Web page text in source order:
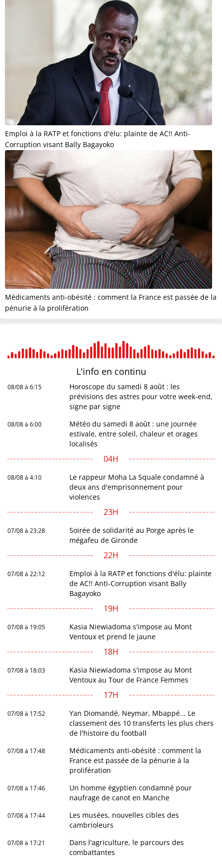
Emploi à la RATP et fonctions d'élu: plainte de AC!! Anti-
Corruption visant Bally Bagayoko
Médicaments anti-obésité : comment la France est passée de la
pénurie à la prolifération
L'info en continu
08/08 à 6:15
Horoscope du samedi 8 août : les
prévisions des astres pour votre week-end,
signe par signe
08/08 à 6:00
Météo du samedi 8 août : une journée
estivale, entre soleil, chaleur et orages
localisés
04H
08/08 à 4:10
Le rappeur Moha La Squale condamné à
deux ans d'emprisonnement pour
violences
23H
07/08 à 23:28
Soirée de solidarité au Porge après le
mégafeu de Gironde
22H
07/08 à 22:12
Emploi à la RATP et fonctions d'élu: plainte
de AC!! Anti-Corruption visant Bally
Bagayoko
19H
07/08 à 19:05
Kasia Niewiadoma s'impose au Mont
Ventoux et prend le jaune
18H
07/08 à 18:03
Kasia Niewiadoma s'impose au Mont
Ventoux au Tour de France Femmes
17H
07/08 à 17:52
Yan Diomandé, Neymar, Mbappé... Le
classement des 10 transferts les plus chers
de l'histoire du football
07/08 à 17:48
Médicaments anti-obésité : comment la
France est passée de la pénurie à la
prolifération
07/08 à 17:46
Un homme égyptien condamné pour
naufrage de canot en Manche
07/08 à 17:44
Les musées, nouvelles cibles des
cambrioleurs
07/08 à 17:21
Dans l'agriculture, le parcours des
combattantes